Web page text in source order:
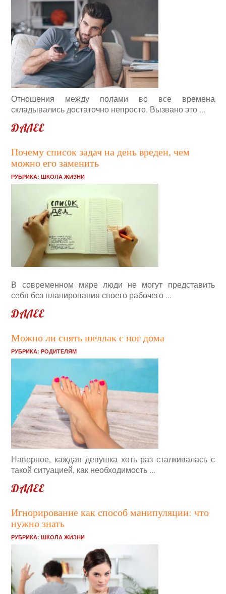
Отношения между полами во все времена
складывались достаточно непросто. Вызвано это ...
ДАЛЕЕ
Почему список задач на день вреден, чем
можно его заменить
РУБРИКА:ШКОЛА ЖИЗНИ
В современном мире люди не могут представить
себя без планирования своего рабочего ...
ДАЛЕЕ
Можно ли снять шеллак с ног дома
РУБРИКА:РОДИТЕЛЯМ
Наверное, каждая девушка хоть раз сталкивалась с
такой ситуацией, как необходимость ...
ДАЛЕЕ
Игнорирование как способ манипуляции: что
нужно знать
РУБРИКА:ШКОЛА ЖИЗНИ